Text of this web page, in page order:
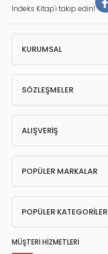
İndeks Kitap'ı takip edin!
KURUMSAL
SÖZLEŞMELER
ALIŞVERİŞ
POPÜLER MARKALAR
POPÜLER KATEGORİLER
MÜŞTERİ HİZMETLERİ